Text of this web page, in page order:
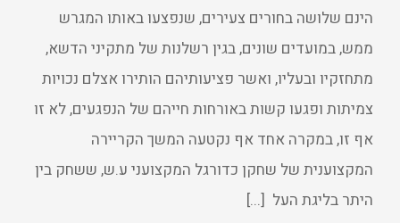
הינם שלושה בחורים צעירים, שנפצעו באותו המגרש
ממש, במועדים שונים, בגין רשלנות של מתקיני הדשא,
מתחזקיו ובעליו, ואשר פציעותיהם הותירו אצלם נכויות
צמיתות ופגעו קשות באורחות חייהם של הנפגעים, לא זו
אף זו, במקרה אחד אף נקטעה המשך הקריירה
המקצוענית של שחקן כדורגל המקצועני ע.ש, ששחק בין
היתר בליגת העל [...]